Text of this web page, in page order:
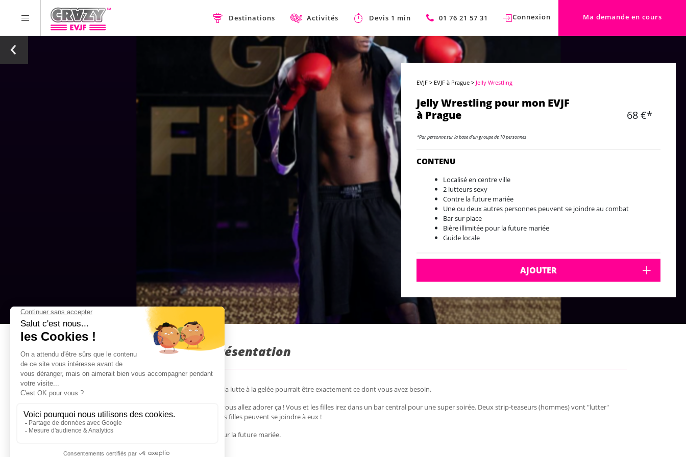
Destinations Activités Devis 1 min 01 76 21 57 31 Connexion Ma demande en cours
EVJF > EVJF à Prague > Jelly Wrestling
Jelly Wrestling pour mon EVJF
à Prague
68 €*
*Par personne sur la base d'un groupe de 10 personnes
CONTENU
Localisé en centre ville
2 lutteurs sexy
Contre la future mariée
Une ou deux autres personnes peuvent se joindre au combat
Bar sur place
Bière illimitée pour la future mariée
Guide locale
AJOUTER
Jelly Wrestling à Prague : Présentation
Une activité habituellement réservée aux Futur marié, la lutte à la gelée pourrait être exactement ce dont vous avez besoin.
Si vous aimez la gelée (et les superbes strip-teaseurs), vous allez adorer ça ! Vous et les filles irez dans un bar central pour une super soirée. Deux strip-teaseurs (hommes) vont "lutter"
contre la future mariée dans la gelée et même quelques filles peuvent se joindre à eux !
Il y a un bar sur place, ainsi que des bières illimitées pour la future mariée.